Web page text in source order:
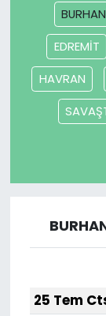
EDREMİT
HAVRAN
25 Tem